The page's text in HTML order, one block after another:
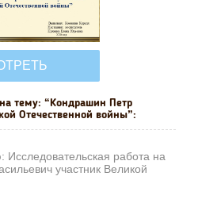
на тему: “Кондрашин Петр
Отечественной войны”:
Исследовательская работа на
участник Великой